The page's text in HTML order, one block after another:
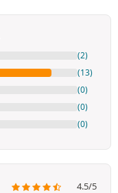
(2)
(13)
(0)
(0)
(0)
4.5/5